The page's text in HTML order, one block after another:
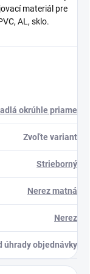
materiál pre
AL, sklo.
okrúhle priame
Zvoľte variant
Strieborný
Nerez matná
Nerez
úhrady objednávky